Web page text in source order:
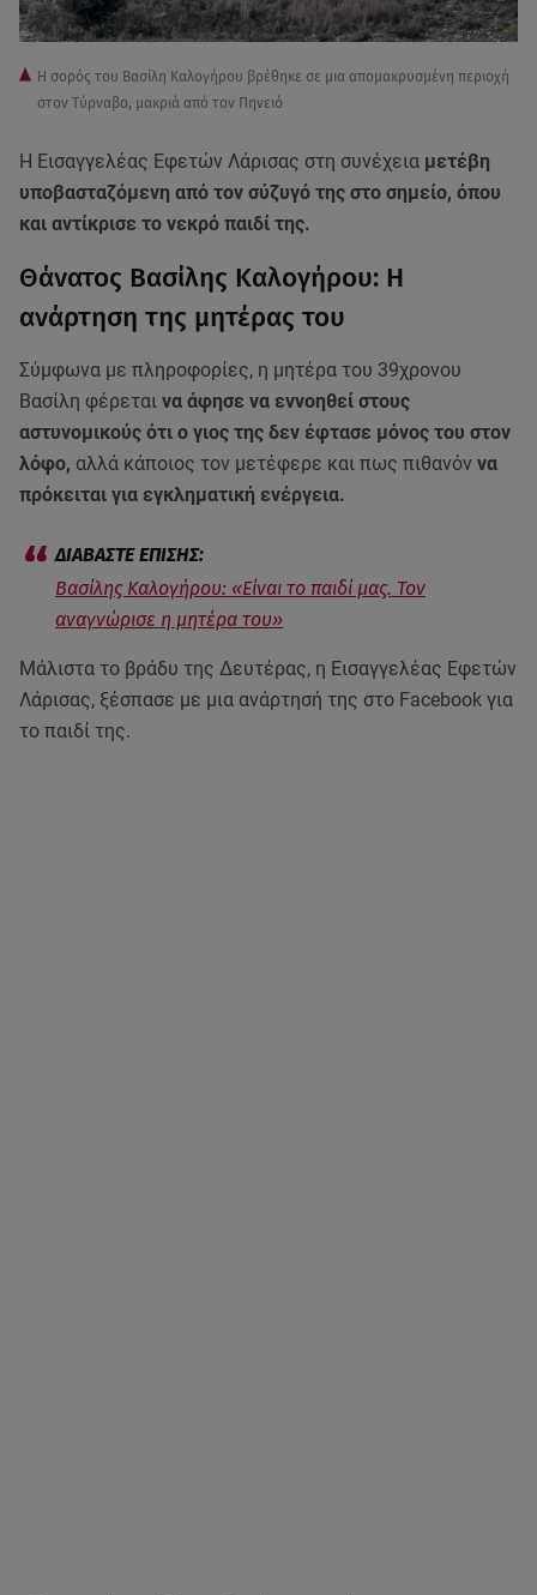
Η σορός του Βασίλη Καλογήρου βρέθηκε σε μια απομακρυσμένη περιοχή
στον Τύρναβο, μακριά από τον Πηνειό
Η Εισαγγελέας Εφετών Λάρισας στη συνέχεια μετέβη
υποβασταζόμενη από τον σύζυγό της στο σημείο, όπου
και αντίκρισε το νεκρό παιδί της.
Θάνατος Βασίλης Καλογήρου: Η
ανάρτηση της μητέρας του
Σύμφωνα με πληροφορίες, η μητέρα του 39χρονου
Βασίλη φέρεται να άφησε να εννοηθεί στους
αστυνομικούς ότι ο γιος της δεν έφτασε μόνος του στον
λόφο, αλλά κάποιος τον μετέφερε και πως πιθανόν να
πρόκειται για εγκληματική ενέργεια.
Βασίλης Καλογήρου: «Είναι το παιδί μας. Τον
αναγνώρισε η μητέρα του»
Μάλιστα το βράδυ της Δευτέρας, η Εισαγγελέας Εφετών
Λάρισας, ξέσπασε με μια ανάρτησή της στο Facebook για
το παιδί της.